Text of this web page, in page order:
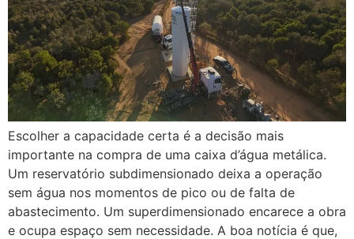
Escolher a capacidade certa é a decisão mais
importante na compra de uma caixa d’água metálica.
Um reservatório subdimensionado deixa a operação
sem água nos momentos de pico ou de falta de
abastecimento. Um superdimensionado encarece a obra
e ocupa espaço sem necessidade. A boa notícia é que,